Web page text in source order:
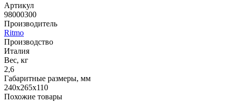
Артикул
98000300
Производитель
Ritmo
Производство
Италия
Вес, кг
2,6
Габаритные размеры, мм
240х265х110
Похожие товары